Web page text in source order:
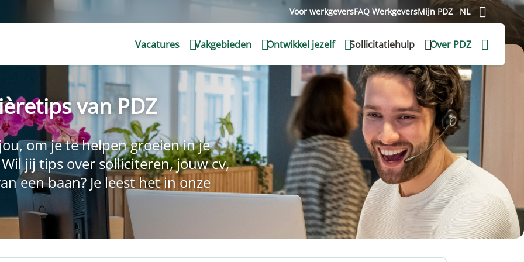
Voor werkgeversFAQ WerkgeversMijn PDZ NL
Vacatures Vakgebieden Ontwikkel jezelf Sollicitatiehulp Over PDZ
van PDZ
om je te helpen groeien in je
jij tips over solliciteren, jouw cv,
een baan? Je leest het in onze